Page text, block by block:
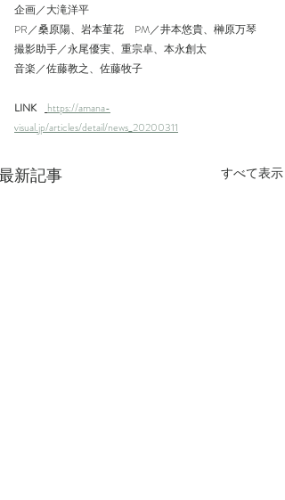
企画／大滝洋平
PR／桑原陽、岩本菫花　PM／井本悠貴、榊原万琴
撮影助手／永尾優実、重宗卓、本永創太
音楽／佐藤教之、佐藤牧子
LINK
https://amana-
visual.jp/articles/detail/news_20200311
新記事 すべて表示